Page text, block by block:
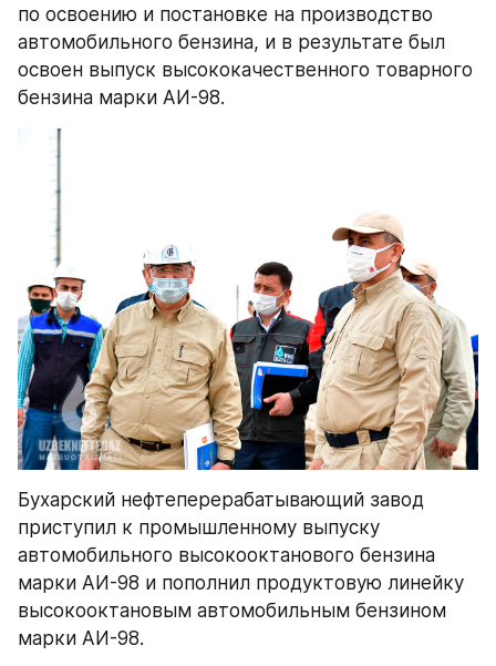
по освоению и постановке на производство
автомобильного бензина, и в результате был
освоен выпуск высококачественного товарного
бензина марки АИ-98.
Бухарский нефтеперерабатывающий завод
приступил к промышленному выпуску
автомобильного высокооктанового бензина
марки АИ-98 и пополнил продуктовую линейку
высокооктановым автомобильным бензином
марки АИ-98.